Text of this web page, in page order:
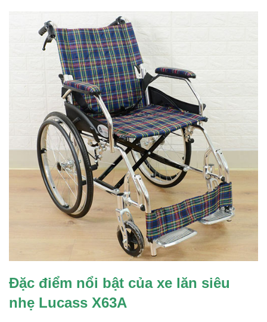
Đặc điểm nổi bật của xe lăn siêu
nhẹ Lucass X63A